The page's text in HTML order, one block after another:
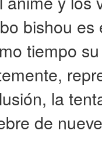
bishou
tiempo
la
de